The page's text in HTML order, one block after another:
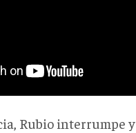
Rubio interrumpe